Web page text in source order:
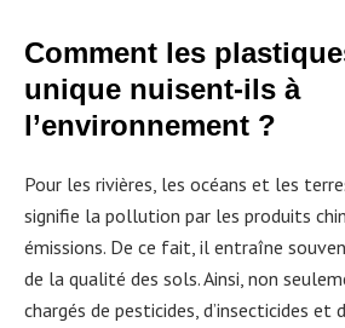
Comment les
unique nuisent-ils à
l’environnement ?
Pour les rivières, les océans et les
signifie la pollution par les produits
émissions. De ce fait, il entraîne
de la qualité des sols. Ainsi, non
chargés de pesticides, d’insecticides et